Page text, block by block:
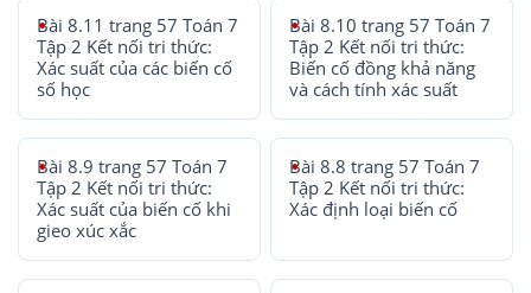
Bài 8.11 trang 57 Toán 7
Tập 2 Kết nối tri thức:
Xác suất của các biến cố
số học
Bài 8.10 trang 57 Toán 7
Tập 2 Kết nối tri thức:
Biến cố đồng khả năng
và cách tính xác suất
Bài 8.9 trang 57 Toán 7
Tập 2 Kết nối tri thức:
Xác suất của biến cố khi
gieo xúc xắc
Bài 8.8 trang 57 Toán 7
Tập 2 Kết nối tri thức:
Xác định loại biến cố